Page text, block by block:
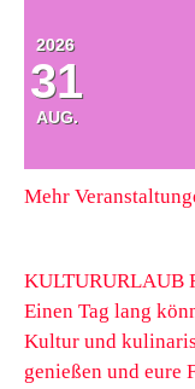
2026
31
AUG.
Mehr
KULTURURLAUB
Einen Tag lang
Kultur und
genießen und eure